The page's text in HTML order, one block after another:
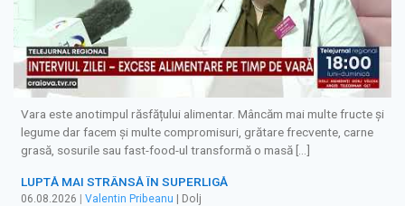
Vara este anotimpul răsfățului alimentar. Mâncăm mai multe fructe și
legume dar facem și multe compromisuri, grătare frecvente, carne
grasă, sosurile sau fast-food-ul transformă o masă […]
LUPTĂ MAI STRÂNSĂ ÎN SUPERLIGĂ
06.08.2026 | Valentin Pribeanu | Dolj